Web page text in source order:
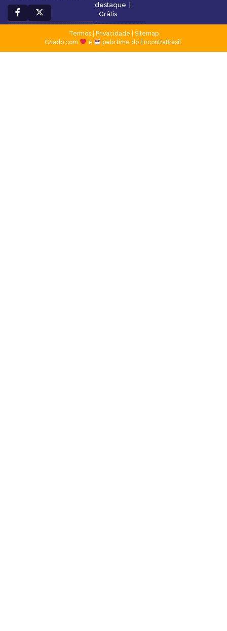
destaque |
Grátis
Termos| Privacidade
Sitemap
Criado com
e pelo time do EncontraBrasil